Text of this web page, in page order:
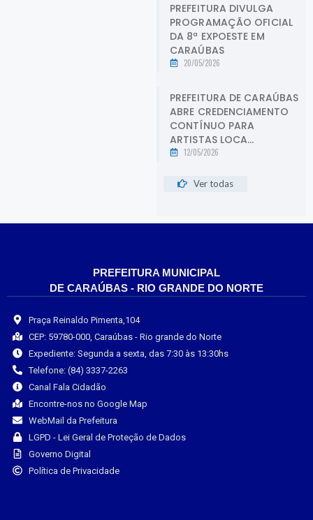
PREFEITURA DIVULGA
PROGRAMAÇÃO OFICIAL
DA 8ª EXPOESTE EM
CARAÚBAS
20/05/2026
PREFEITURA DE CARAÚBAS
ABRE CREDENCIAMENTO
CONTÍNUO PARA
ARTISTAS LOCA...
12/05/2026
Ver todas
PREFEITURA MUNICIPAL
DE CARAÚBAS - RIO GRANDE DO NORTE
Praça Reinaldo Pimenta,104
CEP: 59780-000, Caraúbas - Rio grande do Norte
Expediente: Segunda a sexta, das 7:30 às 13:30hs
Telefone: (84) 3337-2263
Canal Fala Cidadão
Encontre-nos no Google Map
WebMail da Prefeitura
LGPD - Lei Geral de Proteção de Dados
Governo Digital
Política de Privacidade